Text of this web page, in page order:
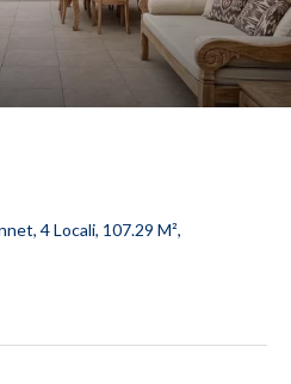
4 Locali, 107.29 M²,